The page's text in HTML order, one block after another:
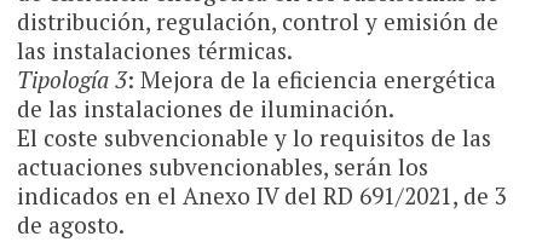
distribución, regulación, control y emisión de
las instalaciones térmicas.
Tipología 3: Mejora de la eficiencia energética
de las instalaciones de iluminación.
El coste subvencionable y lo requisitos de las
actuaciones subvencionables, serán los
indicados en el Anexo IV del RD 691/2021, de 3
de agosto.